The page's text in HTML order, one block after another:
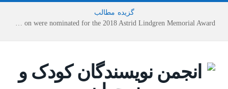
گزیده مطالب